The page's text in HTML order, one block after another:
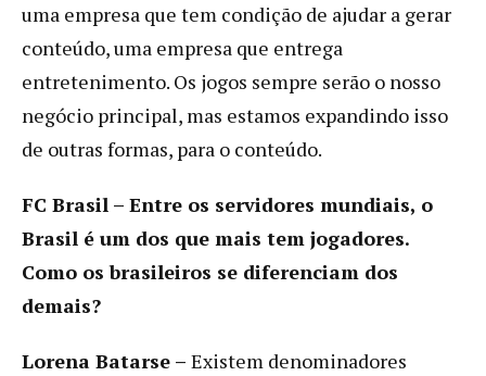
uma empresa que tem condição de ajudar a gerar
conteúdo, uma empresa que entrega
entretenimento. Os jogos sempre serão o nosso
negócio principal, mas estamos expandindo isso
de outras formas, para o conteúdo.
FC Brasil – Entre os servidores mundiais, o
Brasil é um dos que mais tem jogadores.
Como os brasileiros se diferenciam dos
demais?
Lorena Batarse – Existem denominadores